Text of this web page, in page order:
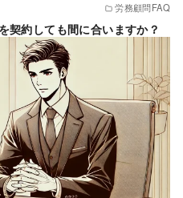
労務顧問FAQ
契約しても間に合いますか？